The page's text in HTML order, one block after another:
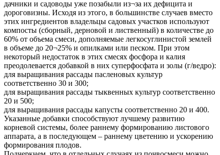
дачники и садоводы уже позабыли из¬за их дефицита и
дороговизны. Исходя из этого, в большинстве случаев вместо
этих ингредиентов владельцы садовых участков используют
компосты (сборный, дерновой и лиственный) в количестве до
60% от объема смеси, дополняемые легкосуглинистой землей
в объеме до 20¬25% и опилками или песком. При этом
некоторый недостаток в этих смесях фосфора и калия
преодолевается добавкой в них суперфосфата и золы (г/ведро):
для выращивания рассады пасленовых культур
соответственно 30 и 300;
для выращивания рассады тыквенных культур соответственно
20 и 500;
для выращивания рассады капусты соответственно 20 и 400.
Указанные добавки способствуют лучшему развитию
корневой системы, более раннему формированию листового
аппарата, а в последующем – раннему цветению и ускорению
формирования плодов.